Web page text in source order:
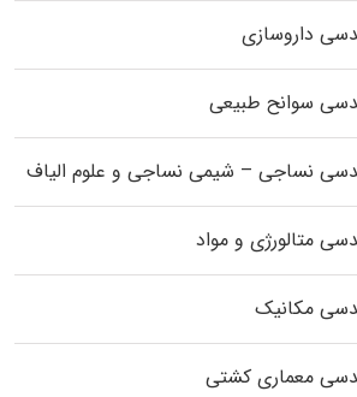
داروسازی
سوانح طبیعی
نساجی – شیمی نساجی و علوم الیاف
متالورژی و مواد
مکانیک
معماری کشتی